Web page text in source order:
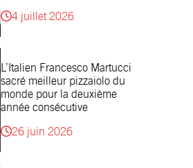
4 juillet 2026
L’Italien Francesco Martucci
sacré meilleur pizzaiolo du
monde pour la deuxième
année consécutive
26 juin 2026